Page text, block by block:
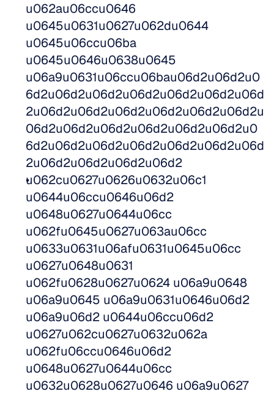
u062au06ccu0646
u0645u0631u0627u062du0644
u0645u06ccu06ba
u0645u0646u0638u0645
u06a9u0631u06ccu06bau06d2u06d2u0
6d2u06d2u06d2u06d2u06d2u06d2u06d
2u06d2u06d2u06d2u06d2u06d2u06d2u
06d2u06d2u06d2u06d2u06d2u06d2u0
6d2u06d2u06d2u06d2u06d2u06d2u06d
2u06d2u06d2u06d2u06d2
u062cu0627u0626u0632u06c1
u0644u06ccu0646u06d2
u0648u0627u0644u06cc
u062fu0645u0627u063au06cc
u0633u0631u06afu0631u0645u06cc
u0627u0648u0631
u062fu0628u0627u0624 u06a9u0648
u06a9u0645 u06a9u0631u0646u06d2
u06a9u06d2 u0644u06ccu06d2
u0627u062cu0627u0632u062a
u062fu06ccu0646u06d2
u0648u0627u0644u06cc
u0632u0628u0627u0646 u06a9u0627